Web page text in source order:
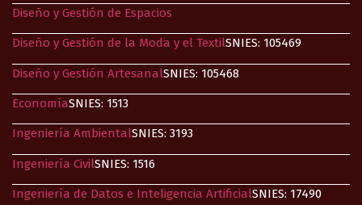
Diseño y Gestión de Espacios
Diseño y Gestión de la Moda y el TextilSNIES: 105469
Diseño y Gestión ArtesanalSNIES: 105468
Economía​SNIES: 1513
Ingeniería AmbientalSNIES: 3193
Ingeniería CivilSNIES: 1516
Ingeniería de Datos e Inteligencia ArtificialSNIES: 17490